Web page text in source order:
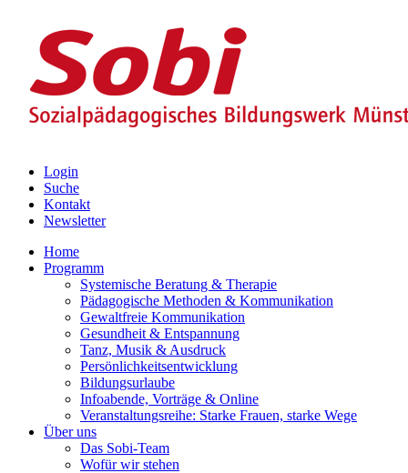
Login
Suche
Kontakt
Newsletter
Home
Programm
Systemische Beratung & Therapie
Pädagogische Methoden & Kommunikation
Gewaltfreie Kommunikation
Gesundheit & Entspannung
Tanz, Musik & Ausdruck
Persönlichkeitsentwicklung
Bildungsurlaube
Infoabende, Vorträge & Online
Veranstaltungsreihe: Starke Frauen, starke Wege
Über uns
Das Sobi-Team
Wofür wir stehen